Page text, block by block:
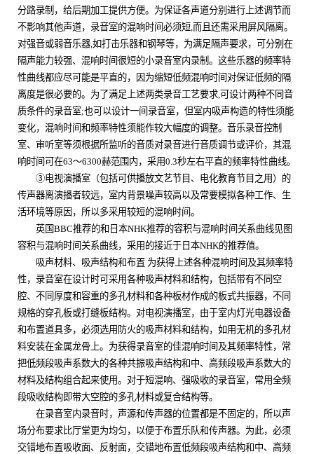
分路录制，给后期加工提供方便。为保证各声道分别进行上述调节而
不影响其他声道，录音室的混响时间必须短,而且还需采用屏风隔离。
对强音或弱音乐器,如打击乐器和钢琴等，为满足隔声要求，可分别在
隔声能力较强、混响时间很短的小录音室内录制。这些乐器的频率特
性曲线都应尽可能是平直的，因为缩短低频混响时间对保证低频的隔
离度是很必要的。为了满足上述两类录音工艺要求,可设计两种不同音
质条件的录音室;也可以设计一间录音室，但室内吸声构造的特性须能
变化，混响时间和频率特性须能作较大幅度的调整。音乐录音控制
室、审听室等须根据所监听的音质对录音进行音质调节或评价，其混
响时间可在63～6300赫范围内，采用0.3秒左右平直的频率特性曲线。
③电视演播室（包括可供播放文艺节目、电化教育节目之用）的
传声器离演播者较远，室内背景噪声较高以及常要模拟各种工作、生
活环境等原因，所以多采用较短的混响时间。
英国BBC推荐的和日本NHK推荐的容积与混响时间关系曲线见图
容积与混响时间关系曲线，采用的接近于日本NHK的推荐值。
吸声材料、吸声结构和布置 为获得上述各种混响时间及其频率特
性，录音室在设计时可采用各种吸声材料和结构，包括带有不同空
腔、不同厚度和容重的多孔材料和各种板材作成的板式共振器，不同
规格的穿孔板或打缝板结构。对电视演播室，由于室内灯光电器设备
和布置道具多，必须选用防火的吸声材料和结构，如用无机的多孔材
料安装在金属龙骨上。为获得录音室的佳混响时间及其频率特性，常
把低频段吸声系数大的各种共振吸声结构和中、高频段吸声系数大的
材料及结构组合起来使用。对于短混响、强吸收的录音室，常用全频
段吸收结构即带大空腔的多孔材料或复合结构等。
在录音室内录音时，声源和传声器的位置都是不固定的，所以声
场分布要求比厅堂更为均匀，以便于布置乐队和传声器。为此，必须
交错地布置吸收面、反射面，交错地布置低频段吸声结构和中、高频